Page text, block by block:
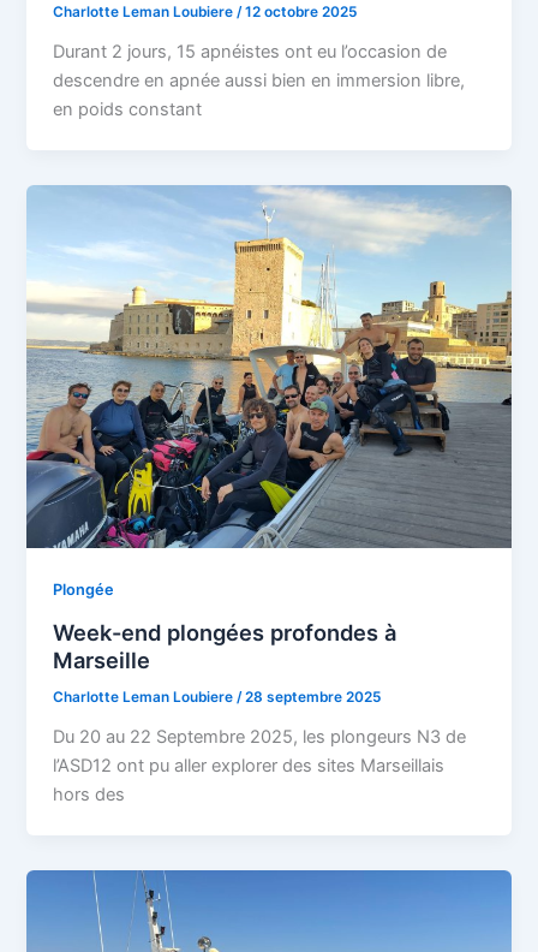
Charlotte Leman Loubiere/12 octobre 2025
Durant 2 jours, 15 apnéistes ont eu l’occasion de
descendre en apnée aussi bien en immersion libre,
en poids constant
Plongée
Week-end plongées profondes à
Marseille
Charlotte Leman Loubiere/28 septembre 2025
Du 20 au 22 Septembre 2025, les plongeurs N3 de
l’ASD12 ont pu aller explorer des sites Marseillais
hors des